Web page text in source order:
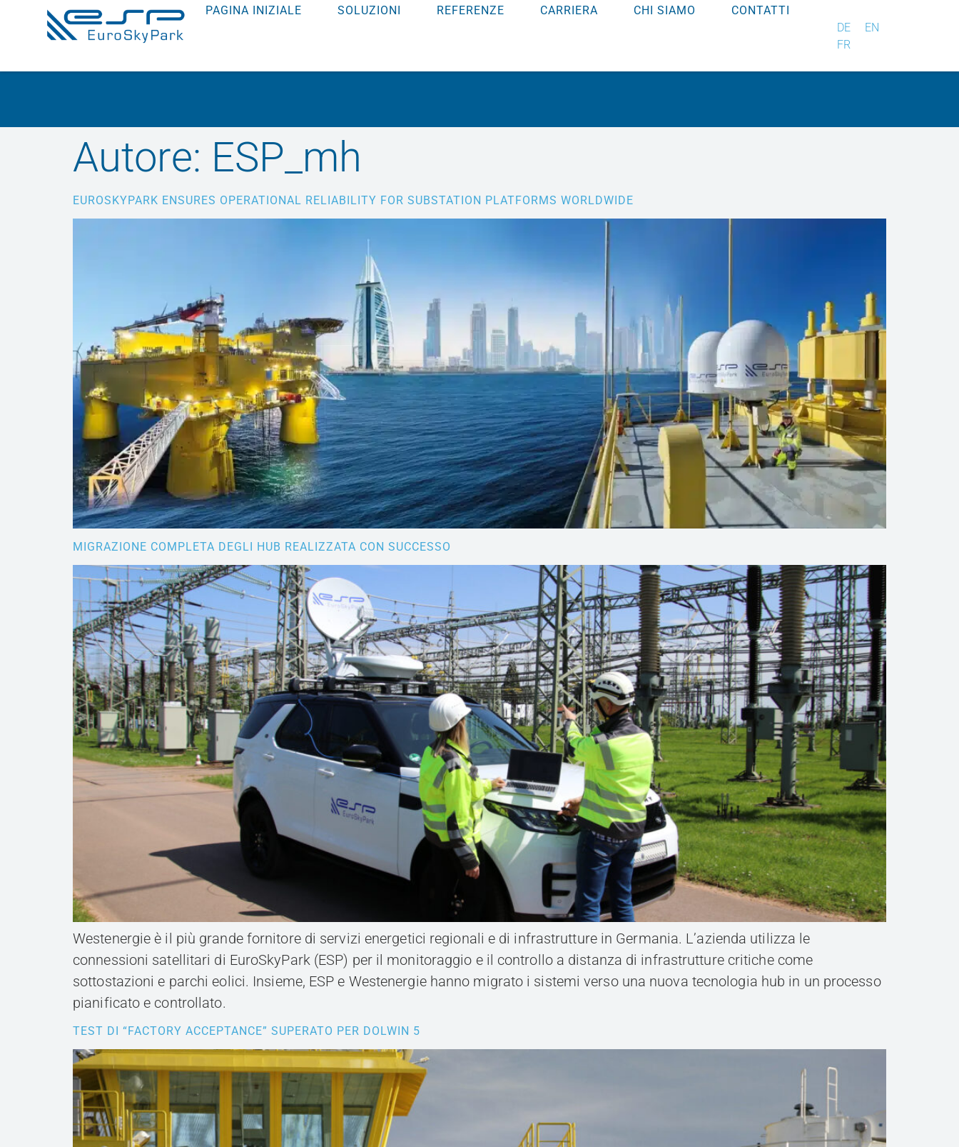
PAGINA INIZIALE SOLUZIONI REFERENZE CARRIERA CHI SIAMO
CONTATTI
DE
EN
FR
Autore: ESP_mh
EUROSKYPARK ENSURES OPERATIONAL RELIABILITY FOR SUBSTATION PLATFORMS WORLDWIDE
MIGRAZIONE COMPLETA DEGLI HUB REALIZZATA CON SUCCESSO
Westenergie è il più grande fornitore di servizi energetici regionali e di infrastrutture in Germania. L’azienda utilizza le
connessioni satellitari di EuroSkyPark (ESP) per il monitoraggio e il controllo a distanza di infrastrutture critiche come
sottostazioni e parchi eolici. Insieme, ESP e Westenergie hanno migrato i sistemi verso una nuova tecnologia hub in un processo
pianificato e controllato.
TEST DI “FACTORY ACCEPTANCE” SUPERATO PER DOLWIN 5